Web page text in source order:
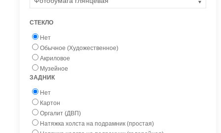
СТЕКЛО
Нет
Обычное (Художественное)
Акриловое
Музейное
ЗАДНИК
Нет
Картон
Оргалит (ДВП)
Натяжка холста на подрамник (простая)